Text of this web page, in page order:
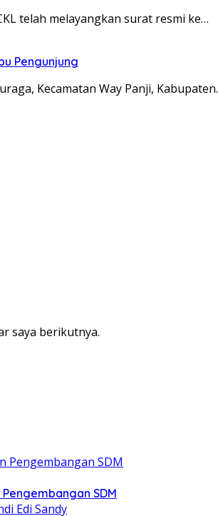
telah melayangkan surat resmi ke…
Pengunjung
Kecamatan Way Panji,
saya berikutnya.
SDM